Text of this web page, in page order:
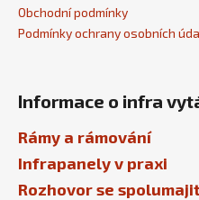
Obchodní podmínky
Podmínky ochrany osobních
Informace o infra
Rámy a rámování
Infrapanely v praxi
Rozhovor se